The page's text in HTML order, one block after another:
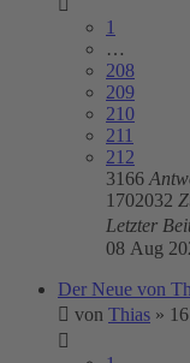
1
…
208
209
210
211
212
3166
1702032
Letzter
08 Aug
Der Neue von
von Thias »